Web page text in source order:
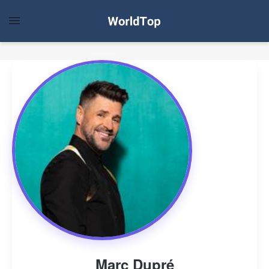
Marc Dupré